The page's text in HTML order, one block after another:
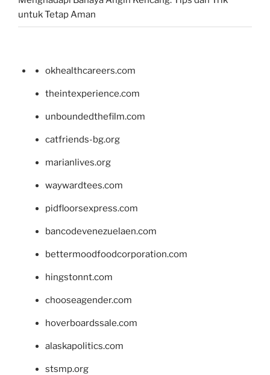
untuk Tetap Aman
okhealthcareers.com
theintexperience.com
unboundedthefilm.com
catfriends-bg.org
marianlives.org
waywardtees.com
pidfloorsexpress.com
bancodevenezuelaen.com
bettermoodfoodcorporation.com
hingstonnt.com
chooseagender.com
hoverboardssale.com
alaskapolitics.com
stsmp.org